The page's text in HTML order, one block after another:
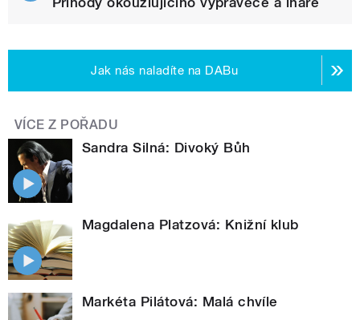
Jak nás naladíte na DABu
VÍCE Z POŘADU
Sandra Silná: Divoký Bůh
Magdalena Platzová: Knižní klub
Markéta Pilátová: Malá chvíle